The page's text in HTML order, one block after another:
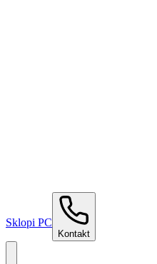
Sklopi PC
Kontakt